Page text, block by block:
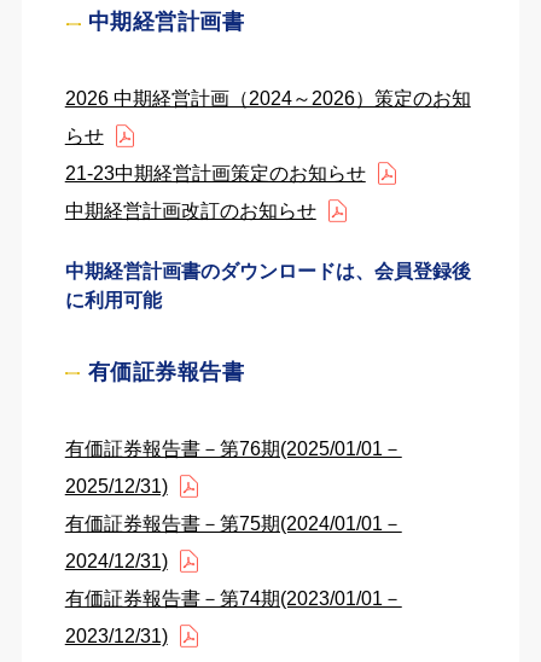
中期経営計画書
2026 中期経営計画（2024～2026）策定のお知
らせ
21-23中期経営計画策定のお知らせ
中期経営計画改訂のお知らせ
中期経営計画書のダウンロードは、会員登録後
に利用可能
有価証券報告書
有価証券報告書－第76期(2025/01/01－
2025/12/31)
有価証券報告書－第75期(2024/01/01－
2024/12/31)
有価証券報告書－第74期(2023/01/01－
2023/12/31)